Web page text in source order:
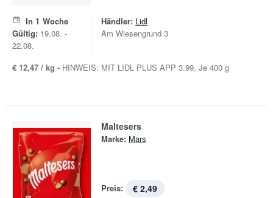
In 1 Woche
Gültig: 19.08. -
22.08.
Händler: Lidl
Am Wiesengrund 3
€ 12,47 / kg - HINWEIS: MIT LIDL PLUS APP 3.99, Je 400 g
Maltesers
Marke: Mars
Preis: € 2,49